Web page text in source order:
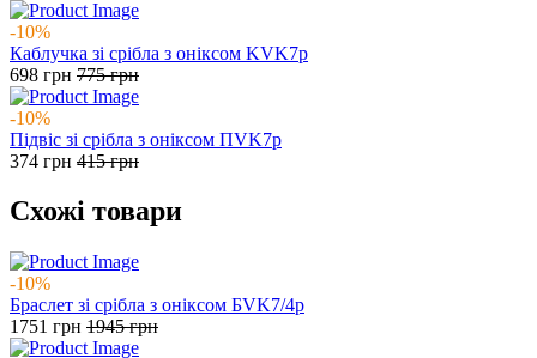
-10%
Каблучка зі срібла з оніксом KVK7р
698 грн 775грн
-10%
Підвіс зі срібла з оніксом ПVK7р
374 грн 415грн
Схожі товари
-10%
Браслет зі срібла з оніксом БVK7/4р
1751 грн 1945грн